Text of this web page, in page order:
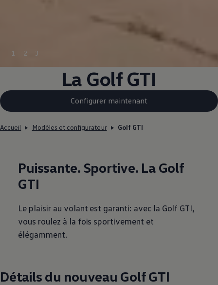
1 2 3
La Golf GTI
Configurer maintenant
Accueil Modèles et configurateur Golf GTI
Puissante. Sportive. La Golf
GTI
Le plaisir au volant est garanti: avec la Golf GTI,
vous roulez à la fois sportivement et
élégamment.
Détails du nouveau Golf GTI